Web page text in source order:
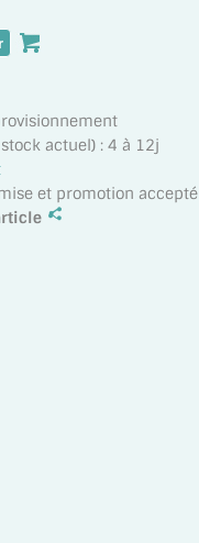
actuel) : 4 à 12j
et promotion accepté